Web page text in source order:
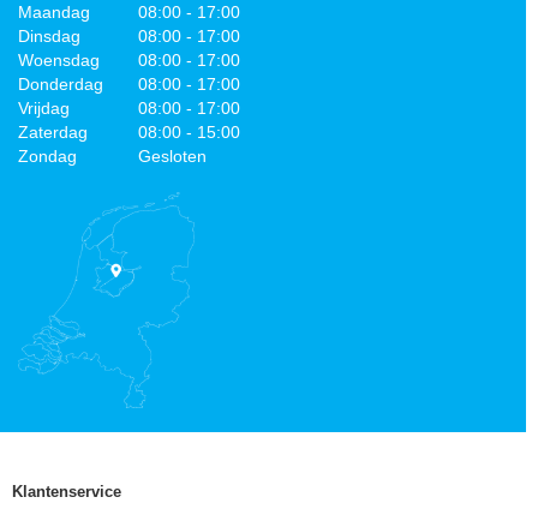
Maandag
08:00 - 17:00
Dinsdag
08:00 - 17:00
Woensdag
08:00 - 17:00
Donderdag
08:00 - 17:00
Vrijdag
08:00 - 17:00
Zaterdag
08:00 - 15:00
Zondag
Gesloten
Klantenservice